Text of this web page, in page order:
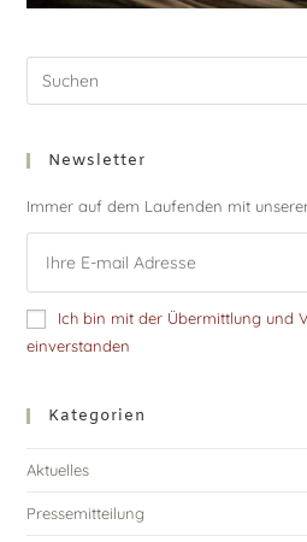
Newsletter
Immer auf dem Laufenden mit
Ich bin mit der Übermittlung und
einverstanden
Kategorien
Aktuelles
Pressemitteilung